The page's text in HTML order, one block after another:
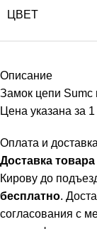
ЦВЕТ
Описание
Замок цепи Sumc
Цена указана за 1
Оплата и
Доставка товара
Кирову до
бесплатно.
согласования с